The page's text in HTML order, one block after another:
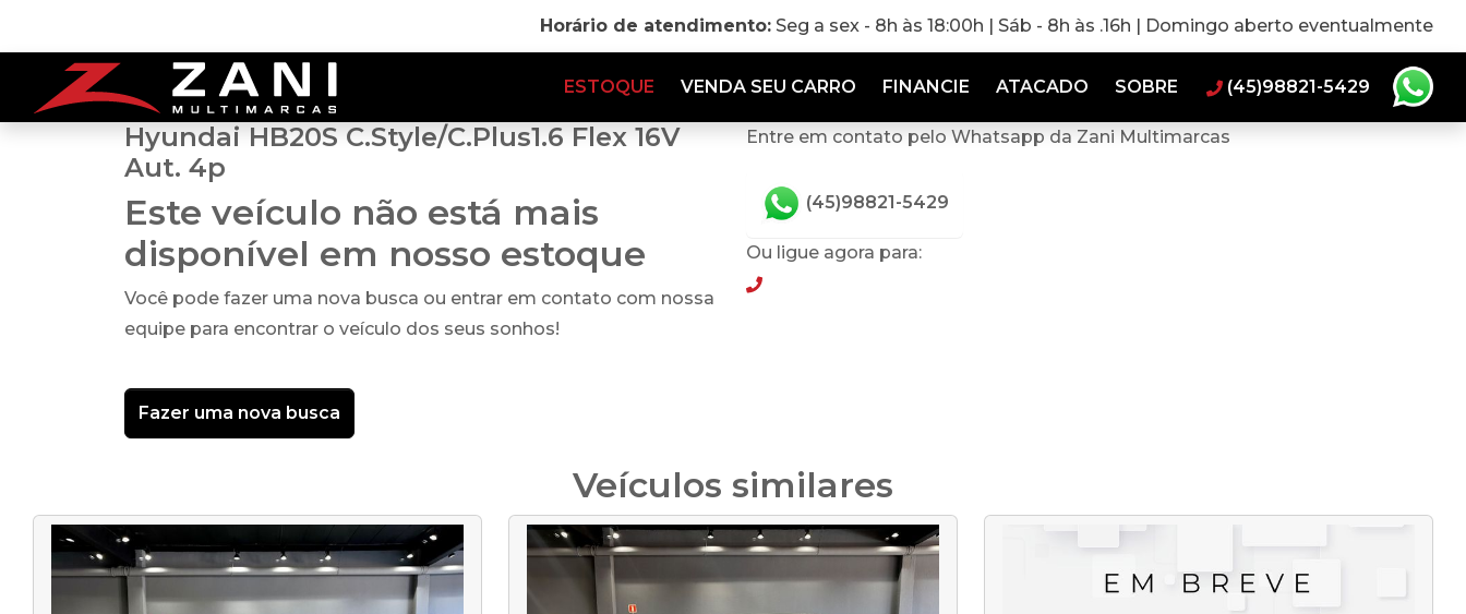
Horário de atendimento: Seg a sex - 8h às 18:00h | Sáb - 8h às .16h | Domingo aberto eventualmente
ESTOQUE VENDA SEU CARRO FINANCIE ATACADO SOBRE (45)98821-5429
Hyundai HB20S C.Style/C.Plus1.6 Flex 16V
Aut. 4p
Este veículo não está mais
disponível em nosso estoque
Você pode fazer uma nova busca ou entrar em contato com nossa
equipe para encontrar o veículo dos seus sonhos!
Fazer uma nova busca
Entre em contato pelo Whatsapp da Zani Multimarcas
(45)98821-5429
Ou ligue agora para:
Veículos similares